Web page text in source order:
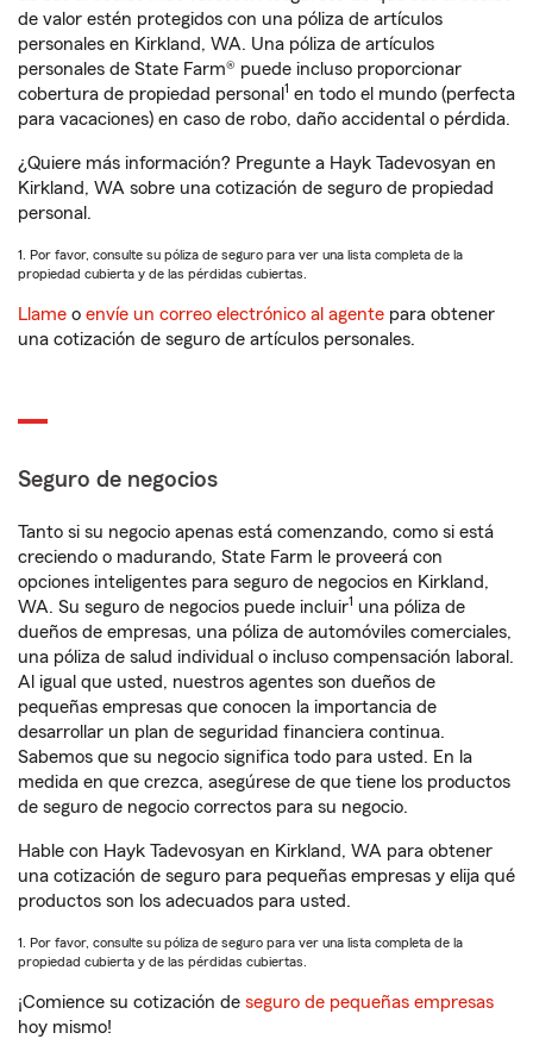
de valor estén protegidos con una póliza de artículos
personales en Kirkland, WA. Una póliza de artículos
personales de State Farm® puede incluso proporcionar
cobertura de propiedad personal 1 en todo el mundo (perfecta
para vacaciones) en caso de robo, daño accidental o pérdida.
¿Quiere más información? Pregunte a Hayk Tadevosyan en
Kirkland, WA sobre una cotización de seguro de propiedad
personal.
1. Por favor, consulte su póliza de seguro para ver una lista completa de la
propiedad cubierta y de las pérdidas cubiertas.
Llame o envíe un correo electrónico al agente para obtener
una cotización de seguro de artículos personales.
Seguro de negocios
Tanto si su negocio apenas está comenzando, como si está
creciendo o madurando, State Farm le proveerá con
opciones inteligentes para seguro de negocios en Kirkland,
WA. Su seguro de negocios puede incluir1 una póliza de
dueños de empresas, una póliza de automóviles comerciales,
una póliza de salud individual o incluso compensación laboral.
Al igual que usted, nuestros agentes son dueños de
pequeñas empresas que conocen la importancia de
desarrollar un plan de seguridad financiera continua.
Sabemos que su negocio significa todo para usted. En la
medida en que crezca, asegúrese de que tiene los productos
de seguro de negocio correctos para su negocio.
Hable con Hayk Tadevosyan en Kirkland, WA para obtener
una cotización de seguro para pequeñas empresas y elija qué
productos son los adecuados para usted.
1. Por favor, consulte su póliza de seguro para ver una lista completa de la
propiedad cubierta y de las pérdidas cubiertas.
¡Comience su cotización de seguro de pequeñas empresas
hoy mismo!